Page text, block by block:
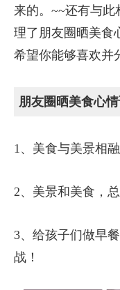
来的。~~还有与
理了朋友圈晒美食
希望你能够喜欢并
朋友圈晒美食心情
1、美食与美景相
2、美景和美食，
3、给孩子们做早
战！